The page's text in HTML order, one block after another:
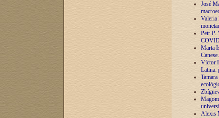
José
Valeria
Petr P.
Marta
Víctor
Latina:
Alexis